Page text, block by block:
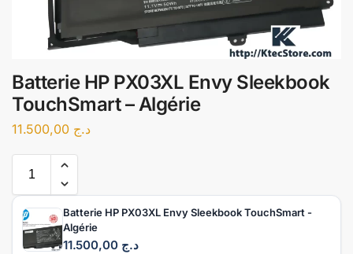
Batterie HP PX03XL Envy Sleekbook
TouchSmart – Algérie
د.ج
Batterie HP PX03XL Envy Sleekbook TouchSmart -
Algérie
د.ج